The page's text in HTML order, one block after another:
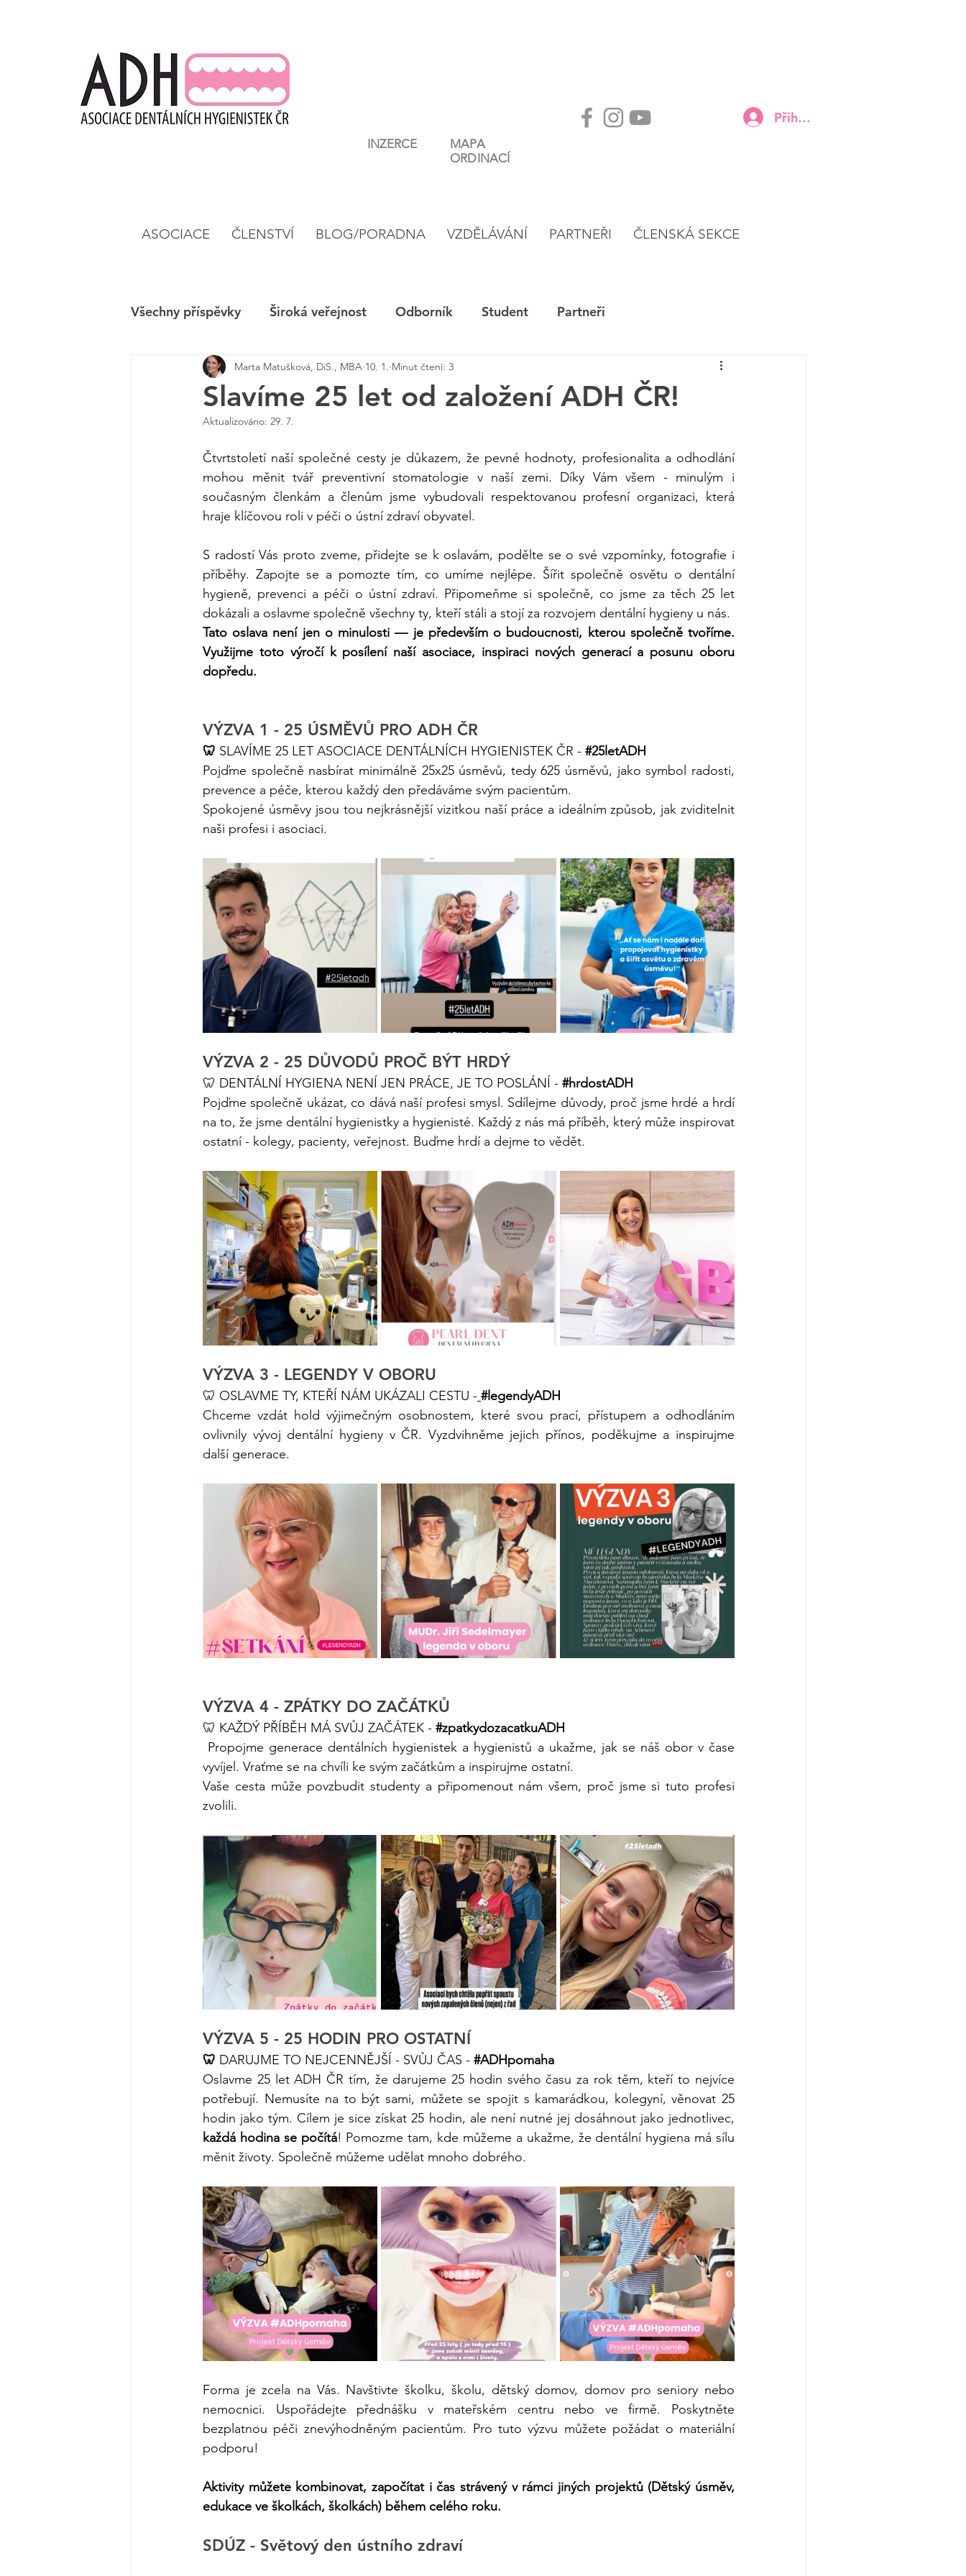
Přihlásit
INZERCE
MAPA
ORDINACÍ
ASOCIACE ČLENSTVÍ BLOG/PORADNA VZDĚLÁVÁNÍ PARTNEŘI ČLENSKÁ SEKCE
Všechny příspěvky Široká veřejnost Odborník Student Partneři
Slavíme 25 let od založení ADH ČR!
Marta Matušková, DiS., MBA 10. 1. Minut čtení: 3
Aktualizováno: 29. 7.
Čtvrtstoletí naší společné cesty je důkazem, že pevné hodnoty, profesionalita a odhodlání
mohou měnit tvář preventivní stomatologie v naší zemi. Díky Vám všem - minulým i
současným členkám a členům jsme vybudovali respektovanou profesní organizaci, která
hraje klíčovou roli v péči o ústní zdraví obyvatel.
S radostí Vás proto zveme, přidejte se k oslavám, podělte se o své vzpomínky, fotografie i
příběhy. Zapojte se a pomozte tím, co umíme nejlépe. Šířit společně osvětu o dentální
hygieně, prevenci a péči o ústní zdraví. Připomeňme si společně, co jsme za těch 25 let
dokázali a oslavme společně všechny ty, kteří stáli a stojí za rozvojem dentální hygieny u nás.
Tato oslava není jen o minulosti — je především o budoucnosti, kterou společně tvoříme.
Využijme toto výročí k posílení naší asociace, inspiraci nových generací a posunu oboru
dopředu.
VÝZVA 1 - 25 ÚSMĚVŮ PRO ADH ČR​
🦷 SLAVÍME 25 LET ASOCIACE DENTÁLNÍCH HYGIENISTEK ČR - #25letADH
​Pojďme společně nasbírat minimálně 25x25 úsměvů, tedy 625 úsměvů, jako symbol radosti,
prevence a péče, kterou každý den předáváme svým pacientům.
Spokojené úsměvy jsou tou nejkrásnější vizitkou naší práce a ideálním způsob, jak zviditelnit
naši profesi i asociaci.
VÝZVA 2 - 25 DŮVODŮ PROČ BÝT HRDÝ
🦷 DENTÁLNÍ HYGIENA NENÍ JEN PRÁCE, JE TO POSLÁNÍ - #hrdostADH
Pojďme společně ukázat, co dává naší profesi smysl. Sdílejme důvody, proč jsme hrdé a hrdí
na to, že jsme dentální hygienistky a hygienisté. Každý z nás má příběh, který může inspirovat
ostatní - kolegy, pacienty, veřejnost. Buďme hrdí a dejme to vědět.
VÝZVA 3 - LEGENDY V OBORU
🦷 OSLAVME TY, KTEŘÍ NÁM UKÁZALI CESTU - #legendyADH
Chceme vzdát hold výjimečným osobnostem, které svou prací, přístupem a odhodláním
ovlivnily vývoj dentální hygieny v ČR. Vyzdvihněme jejich přínos, poděkujme a inspirujme
další generace.
VÝZVA 4 - ZPÁTKY DO ZAČÁTKŮ
🦷 KAŽDÝ PŘÍBĚH MÁ SVŮJ ZAČÁTEK - #zpatkydozacatkuADH
Propojme generace dentálních hygienistek a hygienistů a ukažme, jak se náš obor v čase
vyvíjel. Vraťme se na chvíli ke svým začátkům a inspirujme ostatní.
Vaše cesta může povzbudit studenty a připomenout nám všem, proč jsme si tuto profesi
zvolili.
VÝZVA 5 - 25 HODIN PRO OSTATNÍ
🦷 DARUJME TO NEJCENNĚJŠÍ - SVŮJ ČAS - #ADHpomaha
Oslavme 25 let ADH ČR tím, že darujeme 25 hodin svého času za rok těm, kteří to nejvíce
potřebují. Nemusíte na to být sami, můžete se spojit s kamarádkou, kolegyní, věnovat 25
každá hodina se počítá! Pomozme tam, kde můžeme a ukažme, že dentální hygiena má sílu
měnit životy. Společně můžeme udělat mnoho dobrého.
Forma je zcela na Vás. ​Navštivte školku, školu, dětský domov, domov pro seniory nebo
nemocnici. Uspořádejte přednášku v mateřském centru nebo ve firmě. Poskytněte
bezplatnou péči znevýhodněným pacientům. Pro tuto výzvu můžete požádat o materiální
podporu!
Aktivity můžete kombinovat, započítat i čas strávený v rámci jiných projektů (Dětský úsměv,
edukace ve školkách, školkách) během celého roku.
SDÚZ - Světový den ústního zdraví